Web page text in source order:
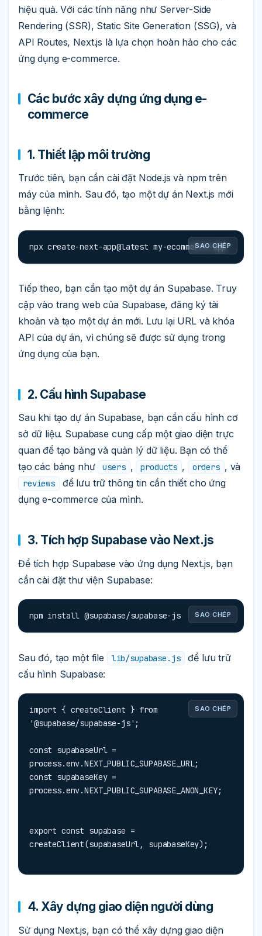
hiệu quả. Với các tính năng như Server-Side
Rendering (SSR), Static Site Generation (SSG), và
API Routes, Next.js là lựa chọn hoàn hảo cho các
ứng dụng e-commerce.
Các bước xây dựng ứng dụng e-
commerce
1. Thiết lập môi trường
Trước tiên, bạn cần cài đặt Node.js và npm trên
máy của mình. Sau đó, tạo một dự án Next.js mới
bằng lệnh:
SAO CHÉP
npx create-next-app@latest my-ecommerce-app
Tiếp theo, bạn cần tạo một dự án Supabase. Truy
cập vào trang web của Supabase, đăng ký tài
khoản và tạo một dự án mới. Lưu lại URL và khóa
API của dự án, vì chúng sẽ được sử dụng trong
ứng dụng của bạn.
2. Cấu hình Supabase
Sau khi tạo dự án Supabase, bạn cần cấu hình cơ
sở dữ liệu. Supabase cung cấp một giao diện trực
quan để tạo bảng và quản lý dữ liệu. Bạn có thể
tạo các bảng như
users , products , orders , và
reviews
để lưu trữ thông tin cần thiết cho ứng
dụng e-commerce của mình.
3. Tích hợp Supabase vào Next.js
Để tích hợp Supabase vào ứng dụng Next.js, bạn
cần cài đặt thư viện Supabase:
SAO CHÉP
npm install @supabase/supabase-js
Sau đó, tạo một file lib/supabase.js
để lưu trữ
cấu hình Supabase:
SAO CHÉP
import { createClient } from
'@supabase/supabase-js';
const supabaseUrl =
process.env.NEXT_PUBLIC_SUPABASE_URL;
const supabaseKey =
process.env.NEXT_PUBLIC_SUPABASE_ANON_KEY;
export const supabase =
createClient(supabaseUrl, supabaseKey);
4. Xây dựng giao diện người dùng
Sử dụng Next.js, bạn có thể xây dựng giao diện